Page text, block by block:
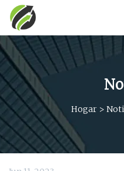
Hogar >